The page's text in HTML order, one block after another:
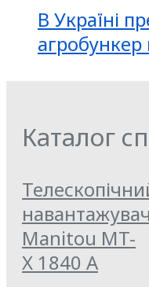
В Україні
Каталог
навантажувач
Manitou MT-
X 1840 A